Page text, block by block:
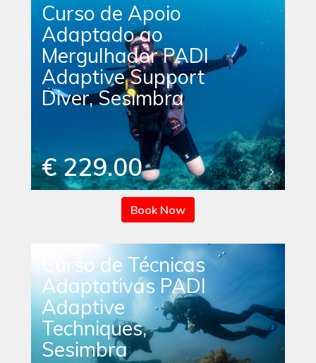
Curso de Apoio
Adaptado ao
Mergulhador PADI
Adaptive Support
Diver, Sesimbra
€ 229.00
Book Now
Curso de Técnicas
Adaptativas PADI
Adaptive
Techniques,
Sesimbra